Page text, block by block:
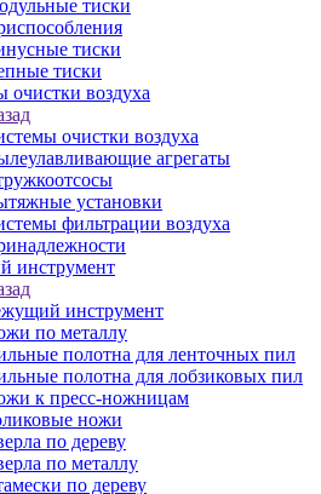
тиски
тиски
тиски
очистки воздуха
очистки воздуха
агрегаты
установки
фильтрации воздуха
инструмент
инструмент
по металлу
полотна для ленточных пил
полотна для лобзиковых пил
к пресс-ножницам
ножи
по дереву
по металлу
по дереву